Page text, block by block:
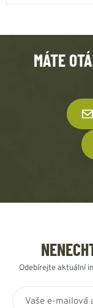
MÁTE
Odebírejte aktuální